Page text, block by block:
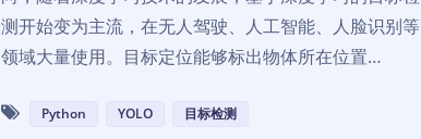
测开始变为主流，在无人驾驶、人工智能、人脸识别等
领域大量使用。目标定位能够标出物体所在位置…
Python YOLO 目标检测